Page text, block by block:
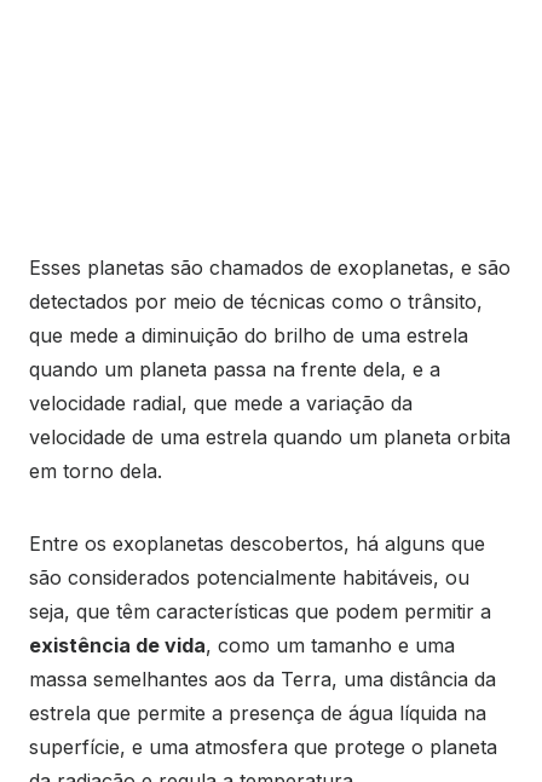
Esses planetas são chamados de exoplanetas, e são
detectados por meio de técnicas como o trânsito,
que mede a diminuição do brilho de uma estrela
quando um planeta passa na frente dela, e a
velocidade radial, que mede a variação da
velocidade de uma estrela quando um planeta orbita
em torno dela.
Entre os exoplanetas descobertos, há alguns que
são considerados potencialmente habitáveis, ou
seja, que têm características que podem permitir a
existência de vida, como um tamanho e uma
massa semelhantes aos da Terra, uma distância da
estrela que permite a presença de água líquida na
superfície, e uma atmosfera que protege o planeta